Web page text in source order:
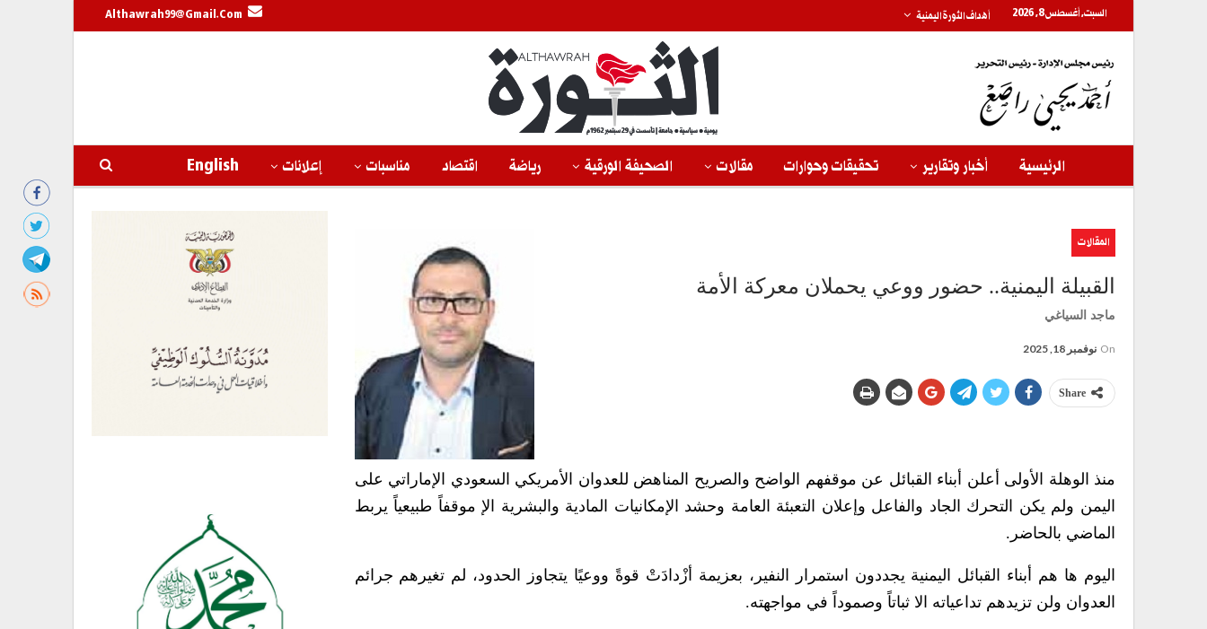
السبت, أغسطس 8, 2026 أهداف الثورة اليمنية Althawrah99@gmail.com
الرئيسية أخبار وتقارير تحقيقات وحوارات مقالات الصحيفة الورقية رياضة اقتصاد مناسبات إعلانات English
المقالات
القبيلة اليمنية.. حضور ووعي يحملان معركة الأمة
ماجد السياغي
On نوفمبر 18, 2025
Share
منذ الوهلة الأولى أعلن أبناء القبائل عن موقفهم الواضح والصريح المناهض للعدوان الأمريكي السعودي الإماراتي على
اليمن ولم يكن التحرك الجاد والفاعل وإعلان التعبئة العامة وحشد الإمكانيات المادية والبشرية الإ موقفاً طبيعياً يربط
الماضي بالحاضر.
اليوم ها هم أبناء القبائل اليمنية يجددون استمرار النفير، بعزيمة أزْدادَتْ قوةً ووعيًا يتجاوز الحدود، لم تغيرهم جرائم
العدوان ولن تزيدهم تداعياته الا ثباتاً وصموداً في مواجهته.